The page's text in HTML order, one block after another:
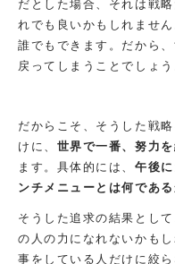
だとした場合、それは戦
れでも良いかもしれませ
誰でもできます。だから
戻ってしまうことでしょう
だからこそ、そうした戦
けに、 世界で一番、努力
ます。具体的には、午後
ンチメニューとは何であ
そうした追求の結果とし
の人の力になれないかも
事をしている人だけに絞